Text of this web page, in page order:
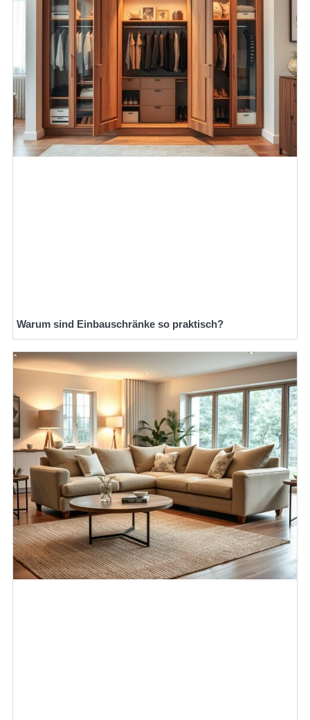
Warum sind Einbauschränke so praktisch?